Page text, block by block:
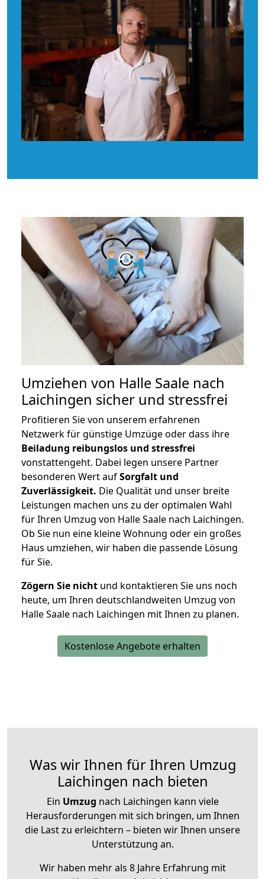
Umziehen von Halle Saale nach
Laichingen sicher und stressfrei
Profitieren Sie von unserem erfahrenen
Netzwerk für günstige Umzüge oder dass ihre
Beiladung reibungslos und stressfrei
vonstattengeht. Dabei legen unsere Partner
besonderen Wert aufSorgfalt und
Zuverlässigkeit. Die Qualität und unser breite
Leistungen machen uns zu der optimalen Wahl
für Ihren Umzug von Halle Saale nach Laichingen.
Ob Sie nun eine kleine Wohnung oder ein großes
Haus umziehen, wir haben die passende Lösung
für Sie.
Zögern Sie nicht und kontaktieren Sie uns noch
heute, um Ihren deutschlandweiten Umzug von
Halle Saale nach Laichingen mit Ihnen zu planen.
Kostenlose Angebote erhalten
Was wir Ihnen für Ihren Umzug
Laichingen nach bieten
Ein Umzug nach Laichingen kann viele
Herausforderungen mit sich bringen, um Ihnen
die Last zu erleichtern – bieten wir Ihnen unsere
Unterstützung an.
Wir haben mehr als 8 Jahre Erfahrung mit